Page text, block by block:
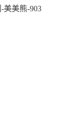
-美美熊-903